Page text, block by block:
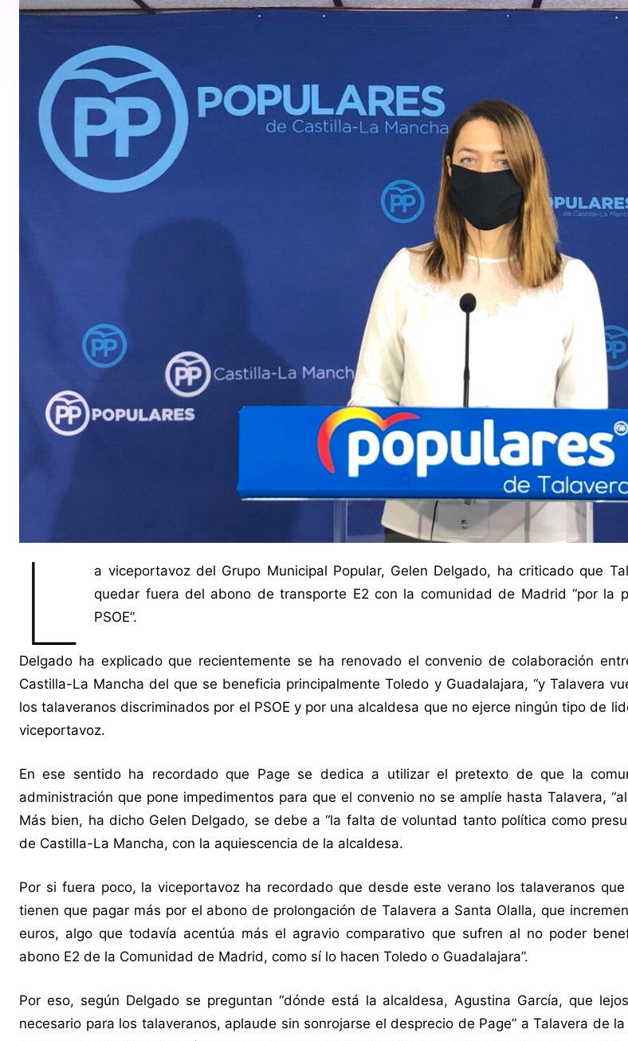
L
a viceportavoz del Grupo Municipal Popular, Gelen Delgado, ha criticado que
quedar fuera del abono de transporte E2 con la comunidad de Madrid “por la
PSOE”.
Delgado ha explicado que recientemente se ha renovado el convenio de colaboración
Castilla-La Mancha del que se beneficia principalmente Toledo y Guadalajara, “y Talavera
los talaveranos discriminados por el PSOE y por una alcaldesa que no ejerce ningún tipo de
viceportavoz.
En ese sentido ha recordado que Page se dedica a utilizar el pretexto de que la
administración que pone impedimentos para que el convenio no se amplíe hasta Talavera,
Más bien, ha dicho Gelen Delgado, se debe a “la falta de voluntad tanto política como
de Castilla-La Mancha, con la aquiescencia de la alcaldesa.
Por si fuera poco, la viceportavoz ha recordado que desde este verano los talaveranos
tienen que pagar más por el abono de prolongación de Talavera a Santa Olalla, que
euros, algo que todavía acentúa más el agravio comparativo que sufren al no poder
abono E2 de la Comunidad de Madrid, como sí lo hacen Toledo o Guadalajara”.
Por eso, según Delgado se preguntan “dónde está la alcaldesa, Agustina García, que
necesario para los talaveranos, aplaude sin sonrojarse el desprecio de Page” a Talavera de